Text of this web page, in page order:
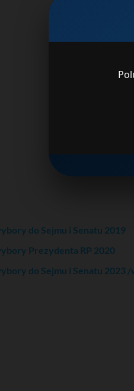
do Sejmu i Senatu 2019
Prezydenta RP 2020
do Sejmu i Senatu 2023